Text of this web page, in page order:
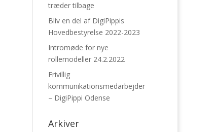
træder tilbage
Bliv en del af DigiPippis
Hovedbestyrelse 2022-2023
Intromøde for nye
rollemodeller 24.2.2022
Frivillig
kommunikationsmedarbejder
– DigiPippi Odense
Arkiver